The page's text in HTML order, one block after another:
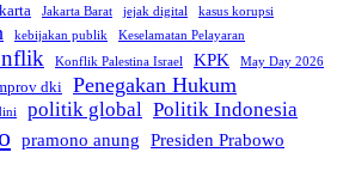
Jakarta Barat jejak digital kasus korupsi
kebijakan publik
Keselamatan Pelayaran
Konflik Palestina Israel KPK May Day 2026
dki Penegakan Hukum
politik global Politik Indonesia
pramono anung Presiden Prabowo